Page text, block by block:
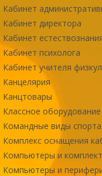
Кабинет
Кабинет директора
Кабинет
Кабинет психолога
Кабинет учителя
Канцелярия
Канцтовары
Классное оборудование
Командные виды спорта
Комплекс оснащения
Компьютеры и
Компьютеры и